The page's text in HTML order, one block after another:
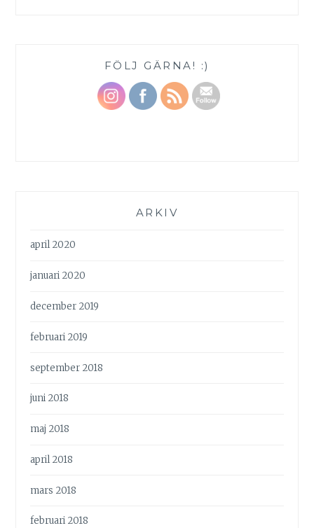
FÖLJ GÄRNA! :)
ARKIV
april 2020
januari 2020
december 2019
februari 2019
september 2018
juni 2018
maj 2018
april 2018
mars 2018
februari 2018